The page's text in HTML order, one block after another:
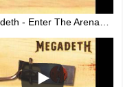
Megadeth - Enter The Arena + Crush 'Em